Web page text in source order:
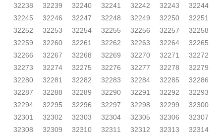
32238
32239 32240 32241 32242 32243
32244
32245
32246 32247 32248 32249 32250
32251
32252
32253 32254 32255 32256 32257
32258
32259
32260 32261 32262 32263 32264
32265
32266
32267 32268 32269 32270 32271
32272
32273
32274 32275 32276 32277 32278
32279
32280
32281 32282 32283 32284 32285
32286
32287
32288 32289 32290 32291 32292
32293
32294
32295 32296 32297 32298 32299
32300
32301
32302 32303 32304 32305 32306
32307
32308
32309 32310 32311 32312 32313
32314